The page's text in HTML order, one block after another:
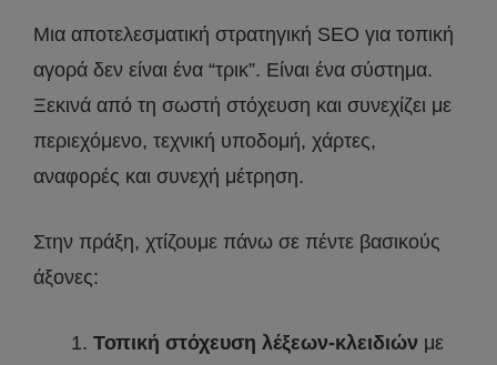
Μια αποτελεσματική στρατηγική SEO για τοπική
αγορά δεν είναι ένα “τρικ”. Είναι ένα σύστημα.
Ξεκινά από τη σωστή στόχευση και συνεχίζει με
περιεχόμενο, τεχνική υποδομή, χάρτες,
αναφορές και συνεχή μέτρηση.
Στην πράξη, χτίζουμε πάνω σε πέντε βασικούς
άξονες:
Τοπική στόχευση λέξεων-κλειδιών με